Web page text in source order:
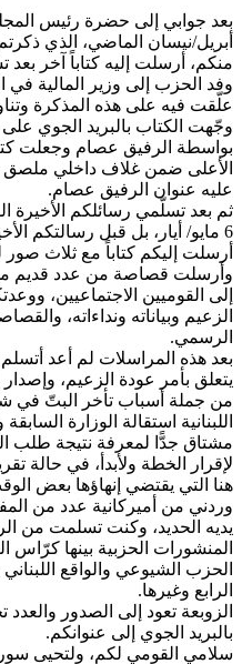
أبريل/نيسان الماضي، الذي
منكم، أرسلت إليه كتاباً آخر
وفد الحزب إلى وزير المالية في
علّقت فيه على هذه المذكرة
وجّهت الكتاب بالبريد الجوي
بواسطة الرفيق عصام وجعلت
الأعلى ضمن غلاف داخلي
عليه عنوان الرفيق عصام.
أرسلت إليكم كتاباً مع ثلاث
وأرسلت قصاصة من عدد قديم
إلى القوميين الاجتماعيين،
الزعيم وبياناته ونداءاته،
الرسمي.
بعد هذه المراسلات لم أعد
يتعلق بأمر عودة الزعيم،
من جملة أسباب تأخر البتّ في
اللبنانية استقالة الوزارة
مشتاق جدًّا لمعرفة نتيجة طلب
لإقرار الخطة ولأبدأ، في حالة
هنا التي يقتضي إنهاؤها بعض
وردني من أميركانية عدد من
يديه الحديد، وكنت تسلمت من
المنشورات الحزبية بينها كرّاس
الحزب الشيوعي والواقع
الرابع وغيرها.
الزوبعة تعود إلى الصدور
بالبريد الجوي إلى عنوانكم.
سلامي القومي لكم، ولتحيى